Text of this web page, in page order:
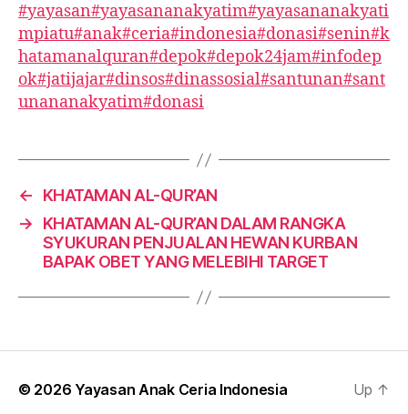
#yayasan#yayasananakyatim#yayasananakyati
mpiatu#anak#ceria#indonesia#donasi#senin#k
hatamanalquran#depok#depok24jam#infodep
ok#jatijajar#dinsos#dinassosial#santunan#sant
unananakyatim#donasi
←
KHATAMAN AL-QUR’AN
→
KHATAMAN AL-QUR’AN DALAM RANGKA
SYUKURAN PENJUALAN HEWAN KURBAN
BAPAK OBET YANG MELEBIHI TARGET
© 2026 Yayasan Anak Ceria Indonesia Up ↑